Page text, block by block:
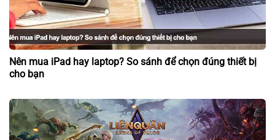
Nên mua iPad hay laptop? So sánh để chọn đúng thiết bị
cho bạn